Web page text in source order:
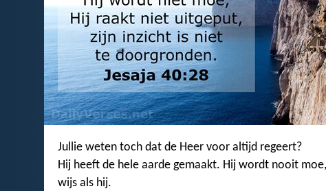
Jullie weten toch dat de Heer voor altijd regeert?
Hij heeft de hele aarde gemaakt. Hij wordt nooit
wijs als hij.